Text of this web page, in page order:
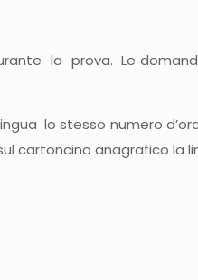
la prova. Le
lo stesso numero
cartoncino anagrafico la